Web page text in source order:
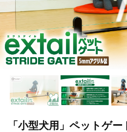
「小型犬用」ペットゲー